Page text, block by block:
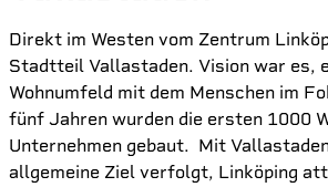
Direkt im Westen vom Zentrum
Stadtteil Vallastaden. Vision war es,
Wohnumfeld mit dem Menschen im
fünf Jahren wurden die ersten 1000
Unternehmen gebaut. Mit
allgemeine Ziel verfolgt, Linköping